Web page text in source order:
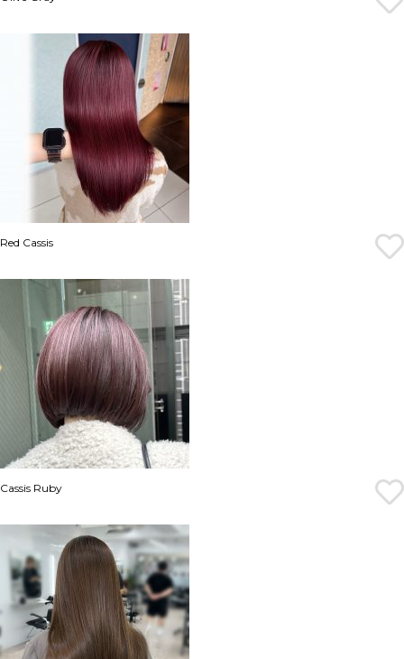
Red Cassis
Cassis Ruby